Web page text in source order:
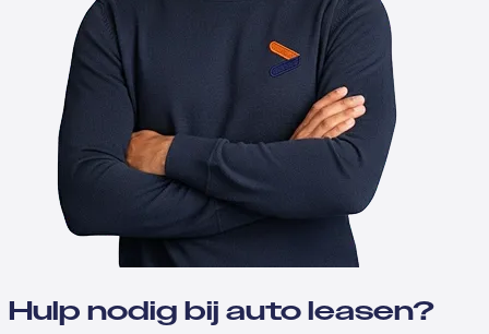
Hulp nodig bij auto leasen?